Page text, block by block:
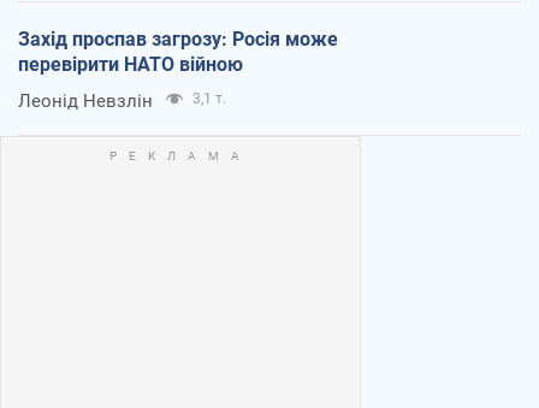
Захід проспав загрозу: Росія може
перевірити НАТО війною
Леонід Невзлін 3,1 т.